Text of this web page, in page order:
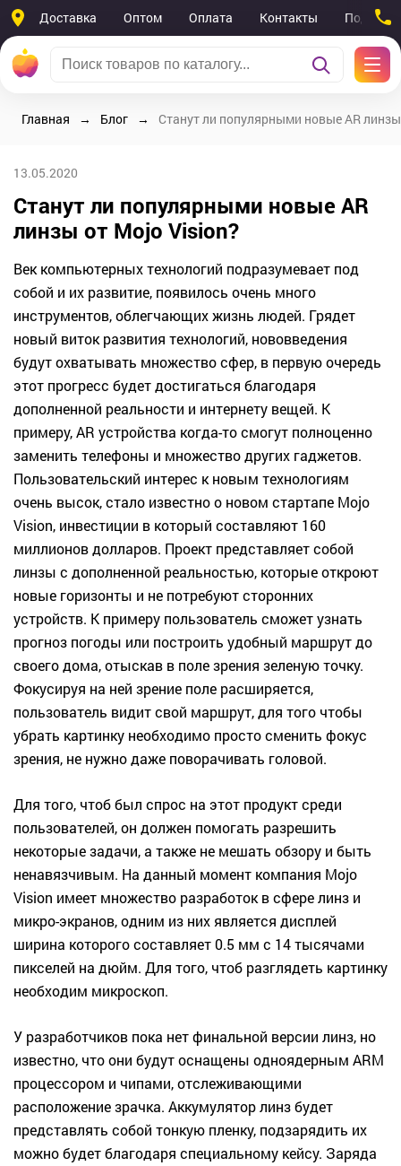
Доставка Оптом Оплата Контакты
Главная Блог Станут ли популярными новые AR
13.05.2020
Станут ли популярными новые AR
линзы от Mojo Vision?
Век компьютерных технологий подразумевает под
собой и их развитие, появилось очень много
инструментов, облегчающих жизнь людей. Грядет
новый виток развития технологий, нововведения
будут охватывать множество сфер, в первую очередь
этот прогресс будет достигаться благодаря
дополненной реальности и интернету вещей. К
примеру, AR устройства когда-то смогут полноценно
заменить телефоны и множество других гаджетов.
Пользовательский интерес к новым технологиям
очень высок, стало известно о новом стартапе Mojo
Vision, инвестиции в который составляют 160
миллионов долларов. Проект представляет собой
линзы с дополненной реальностью, которые откроют
новые горизонты и не потребуют сторонних
устройств. К примеру пользователь сможет узнать
прогноз погоды или построить удобный маршрут до
своего дома, отыскав в поле зрения зеленую точку.
Фокусируя на ней зрение поле расширяется,
пользователь видит свой маршрут, для того чтобы
убрать картинку необходимо просто сменить фокус
зрения, не нужно даже поворачивать головой.
Для того, чтоб был спрос на этот продукт среди
пользователей, он должен помогать разрешить
некоторые задачи, а также не мешать обзору и быть
ненавязчивым. На данный момент компания Mojo
Vision имеет множество разработок в сфере линз и
микро-экранов, одним из них является дисплей
ширина которого составляет 0.5 мм с 14 тысячами
пикселей на дюйм. Для того, чтоб разглядеть картинку
необходим микроскоп.
У разработчиков пока нет финальной версии линз, но
известно, что они будут оснащены одноядерным ARM
процессором и чипами, отслеживающими
расположение зрачка. Аккумулятор линз будет
представлять собой тонкую пленку, подзарядить их
можно будет благодаря специальному кейсу. Заряда